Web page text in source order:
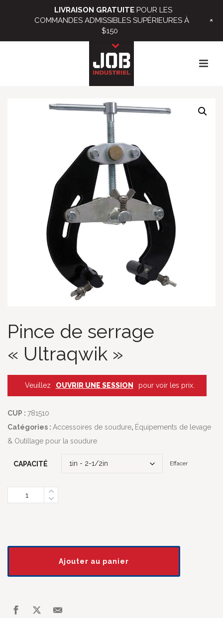
Pince de serrage
« Ultraqwik »
Veuillez OUVRIR UNE SESSION pour voir les prix.
CUP : 781510
Catégories : Accessoires de soudure, Équipements de levage
& Outillage pour la soudure
CAPACITÉ Effacer
Quantity
Ajouter au panier
LIVRAISON GRATUITE POUR LES
COMMANDES ADMISSIBLES SUPÉRIEURES À
$150
+